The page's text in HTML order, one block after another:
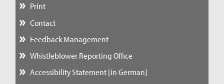
Print
Contact
Feedback Management
Whistleblower Reporting Office
Accessibility Statement [in German]